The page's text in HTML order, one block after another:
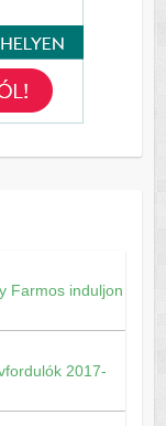
Farmos induljon
2017-